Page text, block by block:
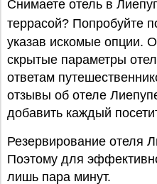
Снимаете отель в
террасой? Попробуйте
указав искомые опции.
скрытые параметры
ответам
отзывы об отеле
добавить каждый
Резервирование отеля
Поэтому для
лишь пара минут.